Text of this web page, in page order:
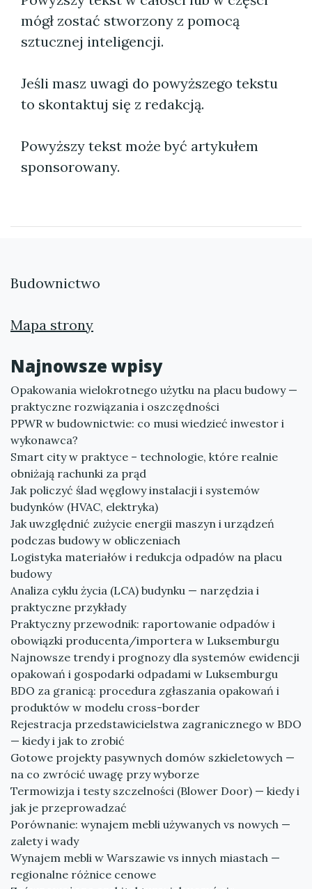
mógł zostać stworzony z pomocą
sztucznej inteligencji.
Jeśli masz uwagi do powyższego tekstu
to skontaktuj się z redakcją.
Powyższy tekst może być artykułem
sponsorowany.
Budownictwo
Mapa strony
Najnowsze wpisy
Opakowania wielokrotnego użytku na placu budowy —
praktyczne rozwiązania i oszczędności
PPWR w budownictwie: co musi wiedzieć inwestor i
wykonawca?
Smart city w praktyce – technologie, które realnie
obniżają rachunki za prąd
Jak policzyć ślad węglowy instalacji i systemów
budynków (HVAC, elektryka)
Jak uwzględnić zużycie energii maszyn i urządzeń
podczas budowy w obliczeniach
Logistyka materiałów i redukcja odpadów na placu
budowy
Analiza cyklu życia (LCA) budynku — narzędzia i
praktyczne przykłady
Praktyczny przewodnik: raportowanie odpadów i
obowiązki producenta/importera w Luksemburgu
Najnowsze trendy i prognozy dla systemów ewidencji
opakowań i gospodarki odpadami w Luksemburgu
BDO za granicą: procedura zgłaszania opakowań i
produktów w modelu cross-border
Rejestracja przedstawicielstwa zagranicznego w BDO
— kiedy i jak to zrobić
Gotowe projekty pasywnych domów szkieletowych —
na co zwrócić uwagę przy wyborze
Termowizja i testy szczelności (Blower Door) — kiedy i
jak je przeprowadzać
Porównanie: wynajem mebli używanych vs nowych —
zalety i wady
Wynajem mebli w Warszawie vs innych miastach —
regionalne różnice cenowe